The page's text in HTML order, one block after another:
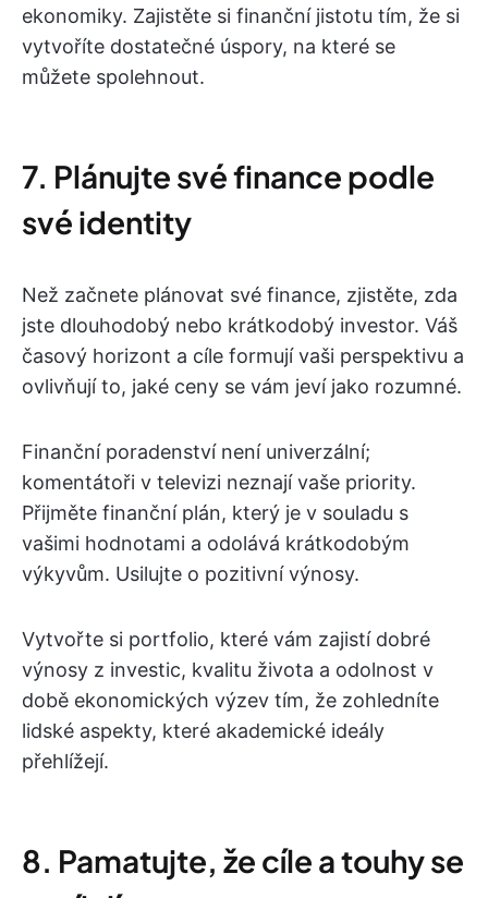
ekonomiky. Zajistěte si finanční jistotu tím, že si
vytvoříte dostatečné úspory, na které se
můžete spolehnout.
7. Plánujte své finance podle
své identity
Než začnete plánovat své finance, zjistěte, zda
jste dlouhodobý nebo krátkodobý investor. Váš
časový horizont a cíle formují vaši perspektivu a
ovlivňují to, jaké ceny se vám jeví jako rozumné.
Finanční poradenství není univerzální;
komentátoři v televizi neznají vaše priority.
Přijměte finanční plán, který je v souladu s
vašimi hodnotami a odolává krátkodobým
výkyvům. Usilujte o pozitivní výnosy.
Vytvořte si portfolio, které vám zajistí dobré
výnosy z investic, kvalitu života a odolnost v
době ekonomických výzev tím, že zohledníte
lidské aspekty, které akademické ideály
přehlížejí.
8. Pamatujte, že cíle a touhy se